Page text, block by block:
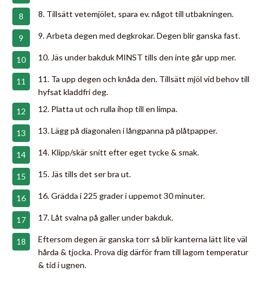
8. Tillsätt vetemjölet, spara ev. något till utbakningen.
9. Arbeta degen med degkrokar. Degen blir ganska fast.
10. Jäs under bakduk MINST tills den inte går upp mer.
11. Ta upp degen och knåda den. Tillsätt mjöl vid behov till
hyfsat kladdfri deg.
12. Platta ut och rulla ihop till en limpa.
13. Lägg på diagonalen i långpanna på plåtpapper.
14. Klipp/skär snitt efter eget tycke & smak.
15. Jäs tills det ser bra ut.
16. Grädda i 225 grader i uppemot 30 minuter.
17. Låt svalna på galler under bakduk.
Eftersom degen är ganska torr så blir kanterna lätt lite väl
hårda & tjocka. Prova dig därför fram till lagom temperatur
& tid i ugnen.